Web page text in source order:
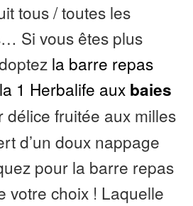
tous / toutes les
Si vous êtes plus
la barre repas
1 Herbalife aux baies
délice fruitée aux milles
d’un doux nappage
pour la barre repas
votre choix ! Laquelle